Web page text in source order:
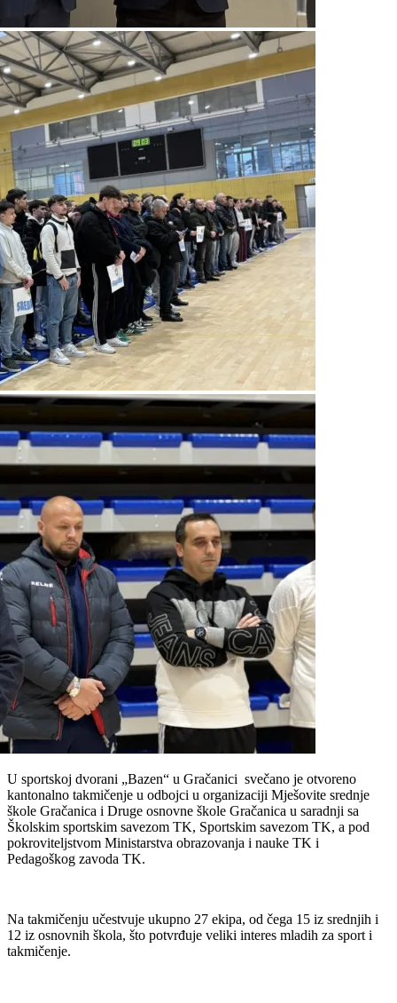
U sportskoj dvorani „Bazen“ u Gračanici svečano je otvoreno
kantonalno takmičenje u odbojci u organizaciji Mješovite srednje
škole Gračanica i Druge osnovne škole Gračanica u saradnji sa
Školskim sportskim savezom TK, Sportskim savezom TK, a pod
pokroviteljstvom Ministarstva obrazovanja i nauke TK i
Pedagoškog zavoda TK.
Na takmičenju učestvuje ukupno 27 ekipa, od čega 15 iz srednjih i
12 iz osnovnih škola, što potvrđuje veliki interes mladih za sport i
takmičenje.